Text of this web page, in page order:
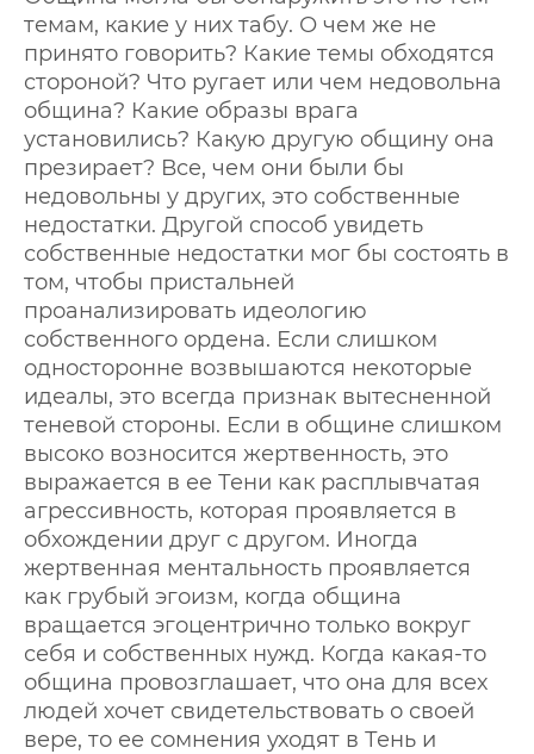
темам, какие у них табу. О чем же не
принято говорить? Какие темы обходятся
стороной? Что ругает или чем недовольна
община? Какие образы врага
установились? Какую другую общину она
презирает? Все, чем они были бы
недовольны у других, это собственные
недостатки. Другой способ увидеть
собственные недостатки мог бы состоять в
том, чтобы пристальней
проанализировать идеологию
собственного ордена. Если слишком
односторонне возвышаются некоторые
идеалы, это всегда признак вытесненной
теневой стороны. Если в общине слишком
высоко возносится жертвенность, это
выражается в ее Тени как расплывчатая
агрессивность, которая проявляется в
обхождении друг с другом. Иногда
жертвенная ментальность проявляется
как грубый эгоизм, когда община
вращается эгоцентрично только вокруг
себя и собственных нужд. Когда какая-то
община провозглашает, что она для всех
людей хочет свидетельствовать о своей
вере, то ее сомнения уходят в Тень и